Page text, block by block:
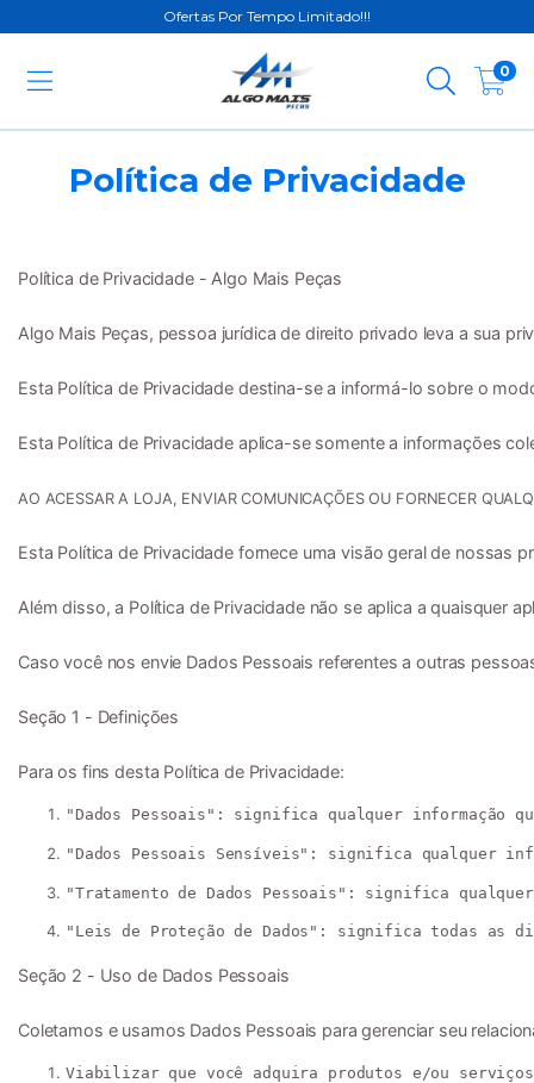
Ofertas Por Tempo Limitado!!!
0
Política de Privacidade
Política de Privacidade - Algo Mais Peças
Algo Mais Peças, pessoa jurídica de direito privado leva a sua
Esta Política de Privacidade destina-se a informá-lo sobre o
Esta Política de Privacidade aplica-se somente a informações
AO ACESSAR A LOJA, ENVIAR COMUNICAÇÕES OU FORNECER
Esta Política de Privacidade fornece uma visão geral de
Além disso, a Política de Privacidade não se aplica a quaisquer
Caso você nos envie Dados Pessoais referentes a outras
Seção 1 - Definições
Para os fins desta Política de Privacidade:
" Dados Pessoais ": significa qualquer informação
" Dados Pessoais Sensíveis": significa qualquer
"Tratamento de Dados Pessoais ": significa qualquer
" Leis de Proteção de Dados ": significa todas as
Seção 2 - Uso de Dados Pessoais
Coletamos e usamos Dados Pessoais para gerenciar seu
Viabilizar que você adquira produtos e/ou